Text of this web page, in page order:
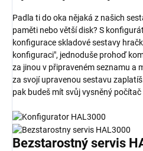
Padla ti do oka nějaká z našich
paměti nebo větší disk? S
konfigurace skladové sestavy
konfiguraci", jednoduše prohoď
za jinou v připraveném seznamu a
za svojí upravenou sestavu
pak budeš mít svůj vysněný
Bezstarostný servis